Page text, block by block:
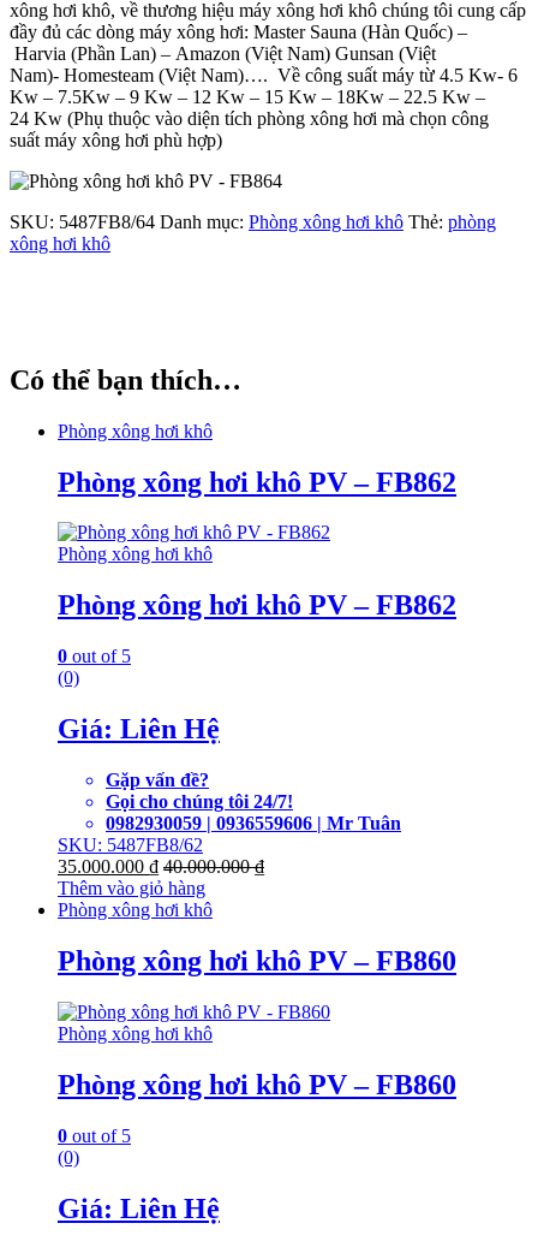
xông hơi khô, về thương hiệu máy xông hơi khô chúng tôi cung cấp
đầy đủ các dòng máy xông hơi: Master Sauna (Hàn Quốc) –
Harvia (Phần Lan) – Amazon (Việt Nam) Gunsan (Việt
Nam)- Homesteam (Việt Nam)…. Về công suất máy từ 4.5 Kw- 6
Kw – 7.5Kw – 9 Kw – 12 Kw – 15 Kw – 18Kw – 22.5 Kw –
24 Kw (Phụ thuộc vào diện tích phòng xông hơi mà chọn công
suất máy xông hơi phù hợp)
SKU: 5487FB8/64 Danh mục: Phòng xông hơi khô Thẻ: phòng
xông hơi khô
Có thể bạn thích…
Phòng xông hơi khô
Phòng xông hơi khô PV – FB862
Phòng xông hơi khô
Phòng xông hơi khô PV – FB862
0 out of 5
(0)
Giá: Liên Hệ
Gặp vấn đề?
Gọi cho chúng tôi 24/7!
0982930059 | 0936559606 | Mr Tuân
SKU: 5487FB8/62
35.000.000 ₫ 40.000.000₫
Thêm vào giỏ hàng
Phòng xông hơi khô
Phòng xông hơi khô PV – FB860
Phòng xông hơi khô
Phòng xông hơi khô PV – FB860
0 out of 5
(0)
Giá: Liên Hệ